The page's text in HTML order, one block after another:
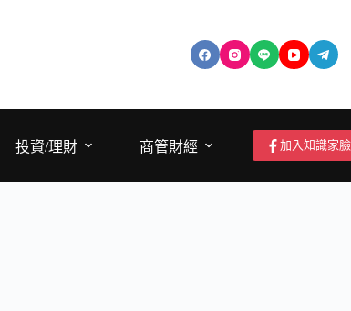
投資/理財 商管財經 成為作者/投
加入知識家